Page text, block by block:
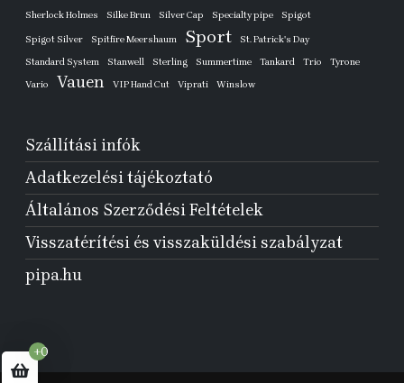
Sherlock Holmes
Silke Brun Silver Cap Specialty pipe Spigot
Spigot Silver Spitfire Meershaum Sport
St. Patrick's Day
Standard System
Stanwell Sterling Summertime Tankard Trio
Tyrone
Vario
Vauen VIP Hand Cut Viprati Winslow
Szállítási infók
Adatkezelési tájékoztató
Általános Szerződési Feltételek
Visszatérítési és visszaküldési szabályzat
pipa.hu
+0